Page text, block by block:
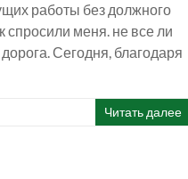
работы без должного
меня. не все ли
Сегодня, благодаря
Читать далее